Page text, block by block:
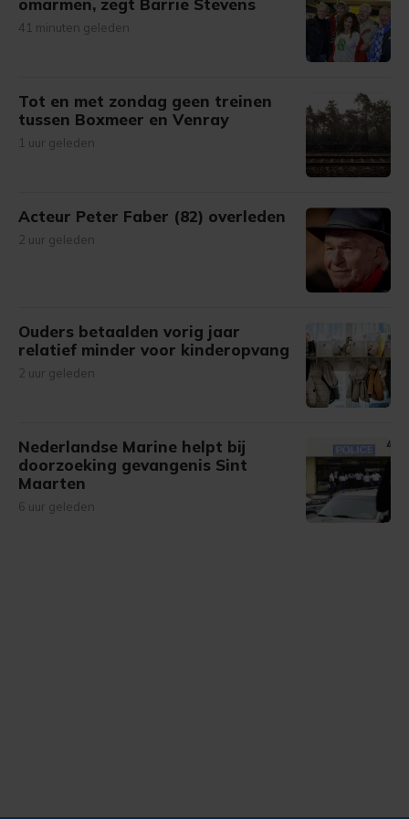
omarmen, zegt Barrie Stevens
41 minuten geleden
Tot en met zondag geen treinen
tussen Boxmeer en Venray
1 uur geleden
Acteur Peter Faber (82) overleden
2 uur geleden
Ouders betaalden vorig jaar
relatief minder voor kinderopvang
2 uur geleden
Nederlandse Marine helpt bij
doorzoeking gevangenis Sint
Maarten
6 uur geleden